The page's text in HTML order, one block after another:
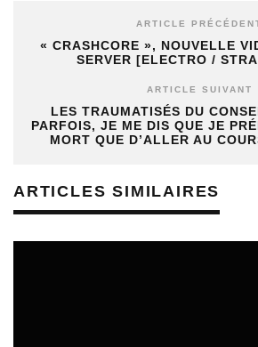
ARTICLE
« CRASHCORE », NOUVELLE
SERVER [ELECTRO /
ARTICLE SUIVANT
LES TRAUMATISÉS DU
PARFOIS, JE ME DIS QUE JE
MORT QUE D’ALLER AU
ARTICLES SIMILAIRES